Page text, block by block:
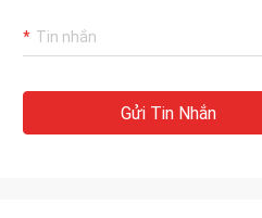
Gửi Tin Nhắn